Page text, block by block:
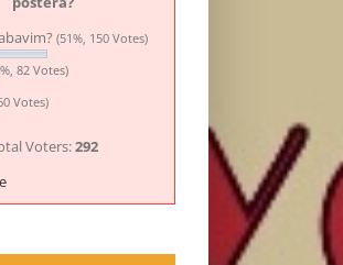
(51%, 150 Votes)
82 Votes)
Votes)
Voters:292